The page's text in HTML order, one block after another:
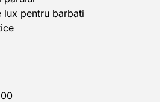
lux pentru barbati